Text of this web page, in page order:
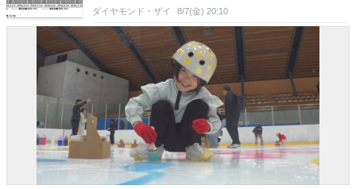
号
ダイヤモンド・ザイ 8/7(金) 20:10